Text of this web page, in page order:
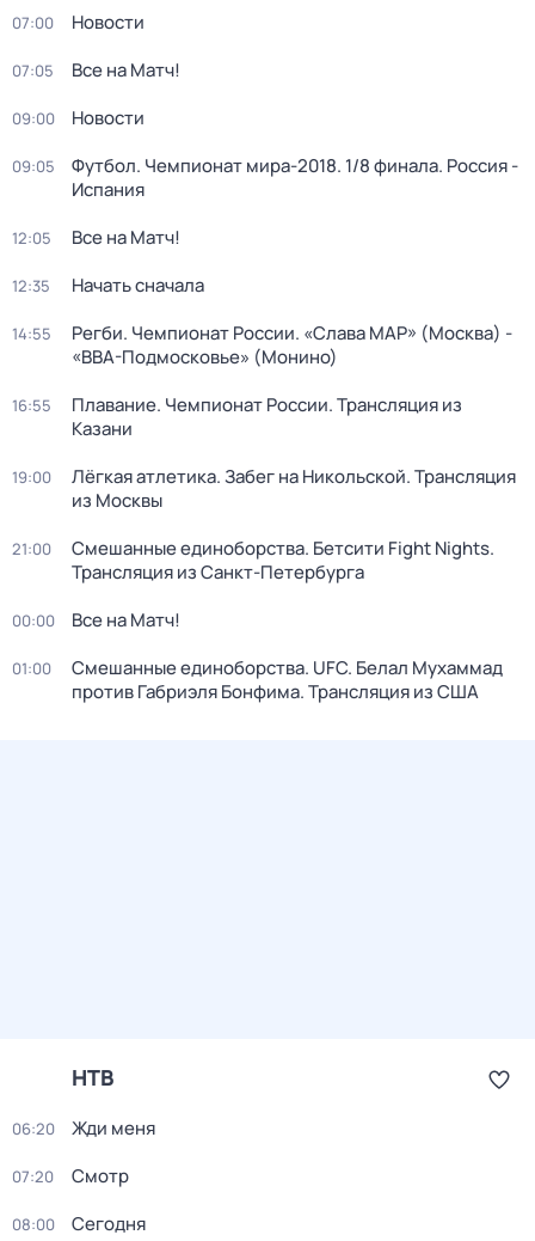
07:00 Новости
07:05 Все на Матч!
09:00 Новости
09:05
Футбол. Чемпионат мира-2018. 1/8 финала. Россия -
Испания
12:05 Все на Матч!
12:35 Начать сначала
14:55
Регби. Чемпионат России. «Слава МАР» (Москва) -
«ВВА-Подмосковье» (Монино)
16:55
Плавание. Чемпионат России. Трансляция из
Казани
19:00
Лёгкая атлетика. Забег на Никольской. Трансляция
из Москвы
21:00
Смешанные единоборства. Бетсити Fight Nights.
Трансляция из Санкт-Петербурга
00:00 Все на Матч!
01:00
Смешанные единоборства. UFC. Белал Мухаммад
против Габриэля Бонфима. Трансляция из США
НТВ
06:20 Жди меня
07:20 Смотр
08:00 Сегодня